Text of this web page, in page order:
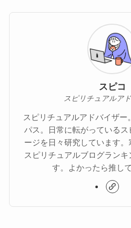
スピコ
スピリチュアルア
スピリチュアルアドバイザ
パス。日常に転がっている
ージを日々研究しています。
スピリチュアルブログランキ
す。よかったら推し